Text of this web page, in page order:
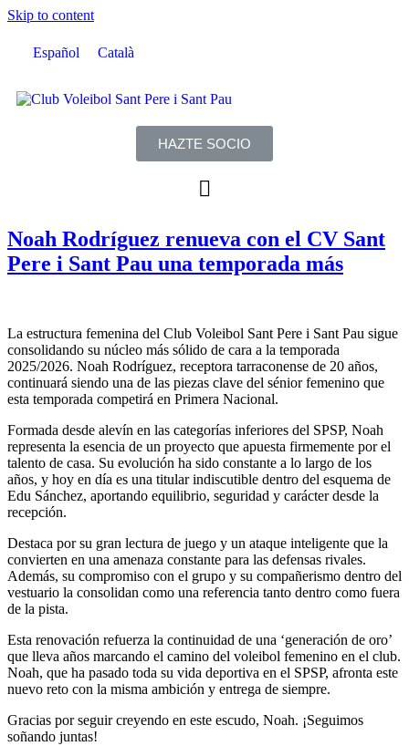
Skip to content
Español Català
HAZTE SOCIO
Noah Rodríguez renueva con el CV Sant
Pere i Sant Pau una temporada más
La estructura femenina del Club Voleibol Sant Pere i Sant Pau sigue
consolidando su núcleo más sólido de cara a la temporada
2025/2026. Noah Rodríguez, receptora tarraconense de 20 años,
continuará siendo una de las piezas clave del sénior femenino que
esta temporada competirá en Primera Nacional.
Formada desde alevín en las categorías inferiores del SPSP, Noah
representa la esencia de un proyecto que apuesta firmemente por el
talento de casa. Su evolución ha sido constante a lo largo de los
años, y hoy en día es una titular indiscutible dentro del esquema de
Edu Sánchez, aportando equilibrio, seguridad y carácter desde la
recepción.
Destaca por su gran lectura de juego y un ataque inteligente que la
convierten en una amenaza constante para las defensas rivales.
Además, su compromiso con el grupo y su compañerismo dentro del
vestuario la consolidan como una referencia tanto dentro como fuera
de la pista.
Esta renovación refuerza la continuidad de una ‘generación de oro’
que lleva años marcando el camino del voleibol femenino en el club.
Noah, que ha pasado toda su vida deportiva en el SPSP, afronta este
nuevo reto con la misma ambición y entrega de siempre.
Gracias por seguir creyendo en este escudo, Noah. ¡Seguimos
soñando juntas!